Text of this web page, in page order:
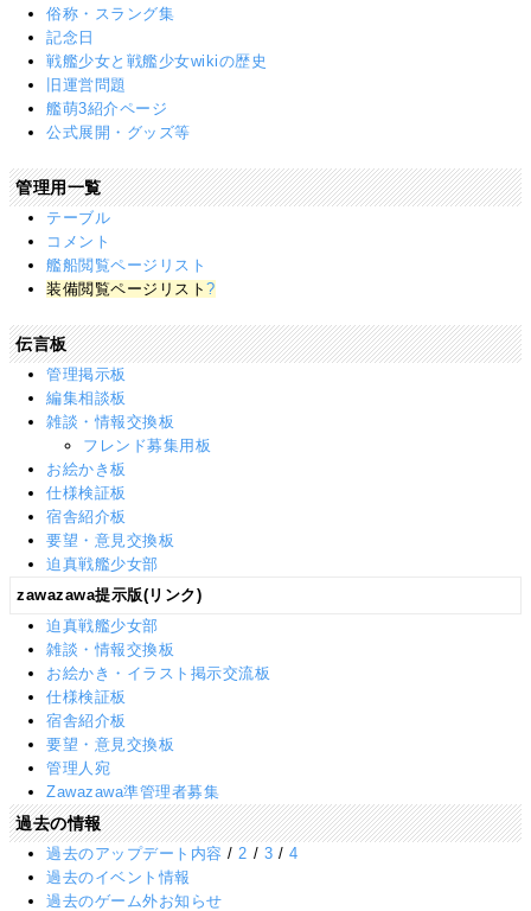
俗称・スラング集
記念日
戦艦少女と戦艦少女wikiの歴史
旧運営問題
艦萌3紹介ページ
公式展開・グッズ等
管理用一覧
テーブル
コメント
艦船閲覧ページリスト
装備閲覧ページリスト?
伝言板
管理掲示板
編集相談板
雑談・情報交換板
フレンド募集用板
お絵かき板
仕様検証板
宿舎紹介板
要望・意見交換板
迫真戦艦少女部
zawazawa提示版(リンク)
迫真戦艦少女部
雑談・情報交換板
お絵かき・イラスト掲示交流板
仕様検証板
宿舎紹介板
要望・意見交換板
管理人宛
Zawazawa準管理者募集
過去の情報
過去のアップデート内容 / 2 / 3 / 4
過去のイベント情報
過去のゲーム外お知らせ